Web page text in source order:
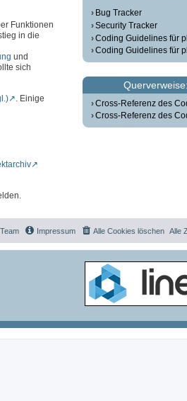
Funktionen
in die
und
sich
. Einige
Bug Tracker
Security Tracker
Coding Guidelines für
Coding Guidelines für
Cross-Referenz des
Cross-Referenz des
Alle
Alle Cookies löschen
Impressum